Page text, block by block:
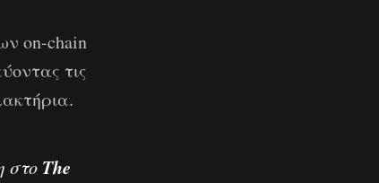
on-chain
τις
στο The